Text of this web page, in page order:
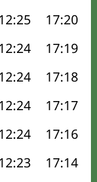
12:25 17:20
12:24 17:19
12:24 17:18
12:24 17:17
12:24 17:16
12:23 17:14